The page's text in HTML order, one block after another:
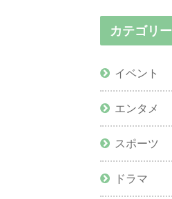
カテゴリー
イベント
エンタメ
スポーツ
ドラマ